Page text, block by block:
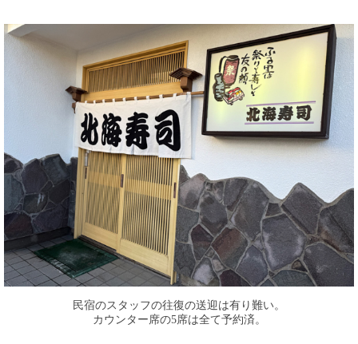
民宿のスタッフの往復の送迎は有り難い。
カウンター席の5席は全て予約済。